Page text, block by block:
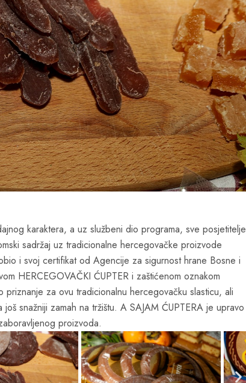
karaktera, a uz službeni dio programa, sve posjetitelje
sadržaj uz tradicionalne hercegovačke proizvode
i svoj certifikat od Agencije za sigurnost hrane Bosne i
HERCEGOVAČKI ĆUPTER i zaštićenom oznakom
za ovu tradicionalnu hercegovačku slasticu, ali
snažniji zamah na tržištu. A SAJAM ĆUPTERA je upravo
proizvoda.